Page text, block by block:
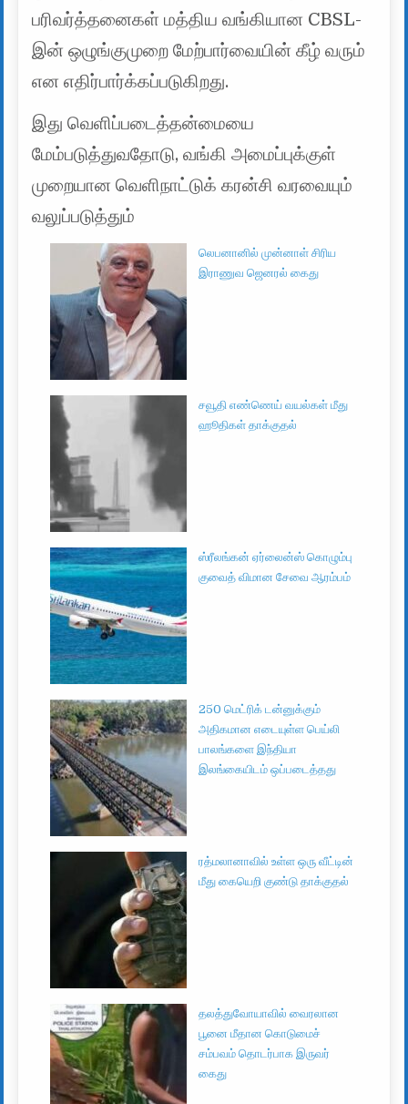
பரிவர்த்தனைகள் மத்திய வங்கியான CBSL-
இன் ஒழுங்குமுறை மேற்பார்வையின் கீழ் வரும்
என எதிர்பார்க்கப்படுகிறது.
இது வெளிப்படைத்தன்மையை
மேம்படுத்துவதோடு, வங்கி அமைப்புக்குள்
முறையான வெளிநாட்டுக் கரன்சி வரவையும்
வலுப்படுத்தும்
லெபனானில் முன்னாள் சிரிய
இராணுவ ஜெனரல் கைது
சவூதி எண்ணெய் வயல்கள் மீது
ஹூதிகள் தாக்குதல்
ஸ்ரீலங்கன் ஏர்லைன்ஸ் கொழும்பு
குவைத் விமான சேவை ஆரம்பம்
250 மெட்ரிக் டன்னுக்கும்
அதிகமான எடையுள்ள பெய்லி
பாலங்களை இந்தியா
இலங்கையிடம் ஒப்படைத்தது
ரத்மலானாவில் உள்ள ஒரு வீட்டின்
மீது கையெறி குண்டு தாக்குதல்
தலத்துவோயாவில் வைரலான
பூனை மீதான கொடுமைச்
சம்பவம் தொடர்பாக இருவர்
கைது